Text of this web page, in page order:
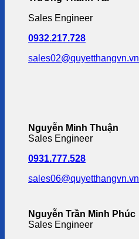
Sales Engineer
0932.217.728
sales02@quyetthangvn.vn
Nguyễn Minh Thuận
Sales Engineer
0931.777.528
sales06@quyetthangvn.vn
Nguyễn Trần Minh Phúc
Sales Engineer